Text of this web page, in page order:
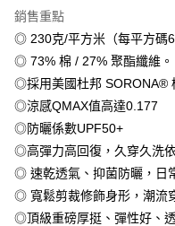
聯邦商業銀行
元大商業銀行
台新國際商業銀行
台灣樂天信用卡公司
匯豐（台灣）商業銀行
聯邦商業銀行
元大商業銀行
玉山商業銀行
台灣樂天信用卡公司
國泰世華商業銀行
臺灣中小企業銀行
匯豐（台灣）商業銀行
聯邦商業銀行
元大商業銀行
玉山商業銀行
台新國際商業銀行
Apple Pay
街口支付
悠遊付
Google Pay
全盈+PAY
大哥付你分期
相關說明
銷售重點
◎ 230克/平方米（每平方碼
◎ 73% 棉 / 27% 聚酯纖維。
◎採用美國杜邦 SORONA®
◎涼感QMAX值高達0.177
◎防曬係數UPF50+
◎高彈力高回復，久穿久洗
◎ 速乾透氣、抑菌防曬，日
◎ 寬鬆剪裁修飾身形，潮流
◎頂級重磅厚挺、彈性好、